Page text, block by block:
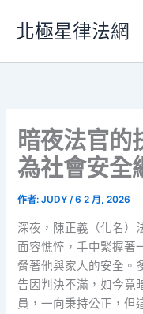
要
北極星律法網
暗夜法官的
為社會安全
作者:JUDY/6 2 月, 2026
深夜，陳正義（化名）
面容憔悴，手中緊握著
脅著他與家人的安全。
告因判決不滿，如今竟
員，一向秉持公正，但